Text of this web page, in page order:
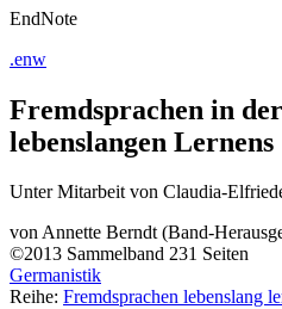
EndNote
.enw
Fremdsprachen in
lebenslangen Lernens
Unter Mitarbeit von Claudia-
vonAnnette Berndt (Band-
©2013 Sammelband 231 Seiten
Germanistik
Reihe: Fremdsprachen lebenslang